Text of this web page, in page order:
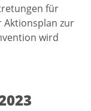
für
Aktionsplan zur
wird